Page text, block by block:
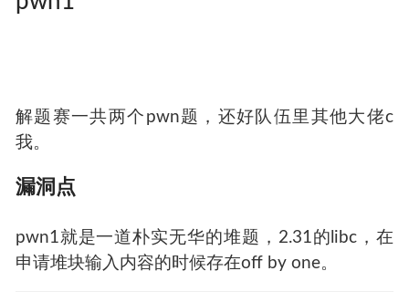
解题赛一共两个pwn题，还好队伍里其他大佬c
我。
漏洞点
pwn1就是一道朴实无华的堆题，2.31的libc，在
申请堆块输入内容的时候存在off by one。